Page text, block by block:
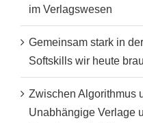
im Verlagswesen
Gemeinsam stark in
Softskills wir heute
Zwischen Algorithmus
Unabhängige Verlage